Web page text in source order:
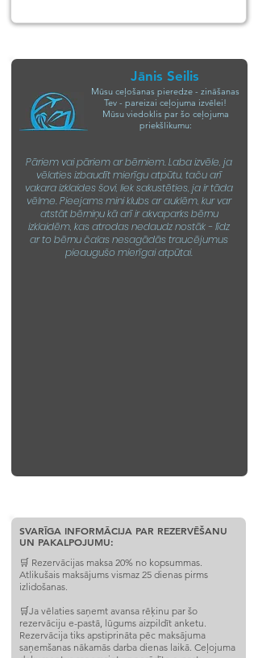
Jānis Seilis
Mūsu ceļošanas pieredze - zināšanas
Tev - pareizai ceļojuma izvēlei!
Mūsu viedoklis par šo ceļojuma
priekšlikumu:
Pāriem vai pāriem ar bērniem. Laba izvēle, ja
vēlaties izbaudīt mierīgu atpūtu, taču arī
vakara izklaides šovi, liek sakustēties, ja ir tāda
vēlme. Pieejams mini klubs ar auklēm, kur var
atstāt bērniņu kā arī ir akvaparks bērnu
izklaidēm, kas atrodas nedaudz nostāk - līdz
ar to bērnu čalas nesagādās traucējumus
pieaugušo mierīgai atpūtai.
SVARĪGA INFORMĀCIJA PAR REZERVĒŠANU
UN PAKALPOJUMU:
🛒 Rezervācijas maksa 20% no kopsummas.
Atlikušais maksājums vismaz 25 dienas pirms
izlidošanas.
🛒Ja vēlaties saņemt avansa rēķinu par šo
rezervāciju e-pastā, lūgums aizpildīt anketu.
Rezervācija tiks apstiprināta pēc maksājuma
saņemšanas nākamās darba dienas laikā. Ceļojuma